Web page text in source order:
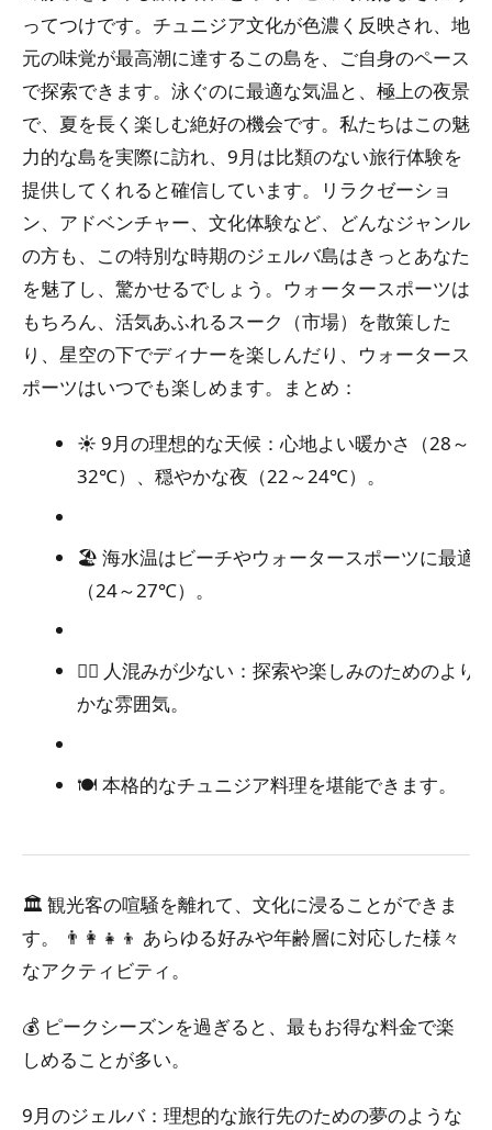
ってつけです。チュニジア文化が色濃く反映され、地
元の味覚が最高潮に達するこの島を、ご自身のペース
で探索できます。泳ぐのに最適な気温と、極上の夜景
で、夏を長く楽しむ絶好の機会です。私たちはこの魅
力的な島を実際に訪れ、9月は比類のない旅行体験を
提供してくれると確信しています。リラクゼーショ
ン、アドベンチャー、文化体験など、どんなジャンル
の方も、この特別な時期のジェルバ島はきっとあなた
を魅了し、驚かせるでしょう。ウォータースポーツは
もちろん、活気あふれるスーク（市場）を散策した
り、星空の下でディナーを楽しんだり、ウォータース
ポーツはいつでも楽しめます。まとめ：
☀️ 9月の理想的な天候：心地よい暖かさ（28～
32℃）、穏やかな夜（22～24℃）。
🏖️ 海水温はビーチやウォータースポーツに最適
（24～27℃）。
🚶‍♀️ 人混みが少ない：探索や楽しみのためのより
かな雰囲気。
🍽️ 本格的なチュニジア料理を堪能できます。
🏛️ 観光客の喧騒を離れて、文化に浸ることができま
す。
👨‍👩‍👧‍👦 あらゆる好みや年齢層に対応した様々
なアクティビティ。
💰 ピークシーズンを過ぎると、最もお得な料金で楽
しめることが多い。
9月のジェルバ：理想的な旅行先のための夢のような